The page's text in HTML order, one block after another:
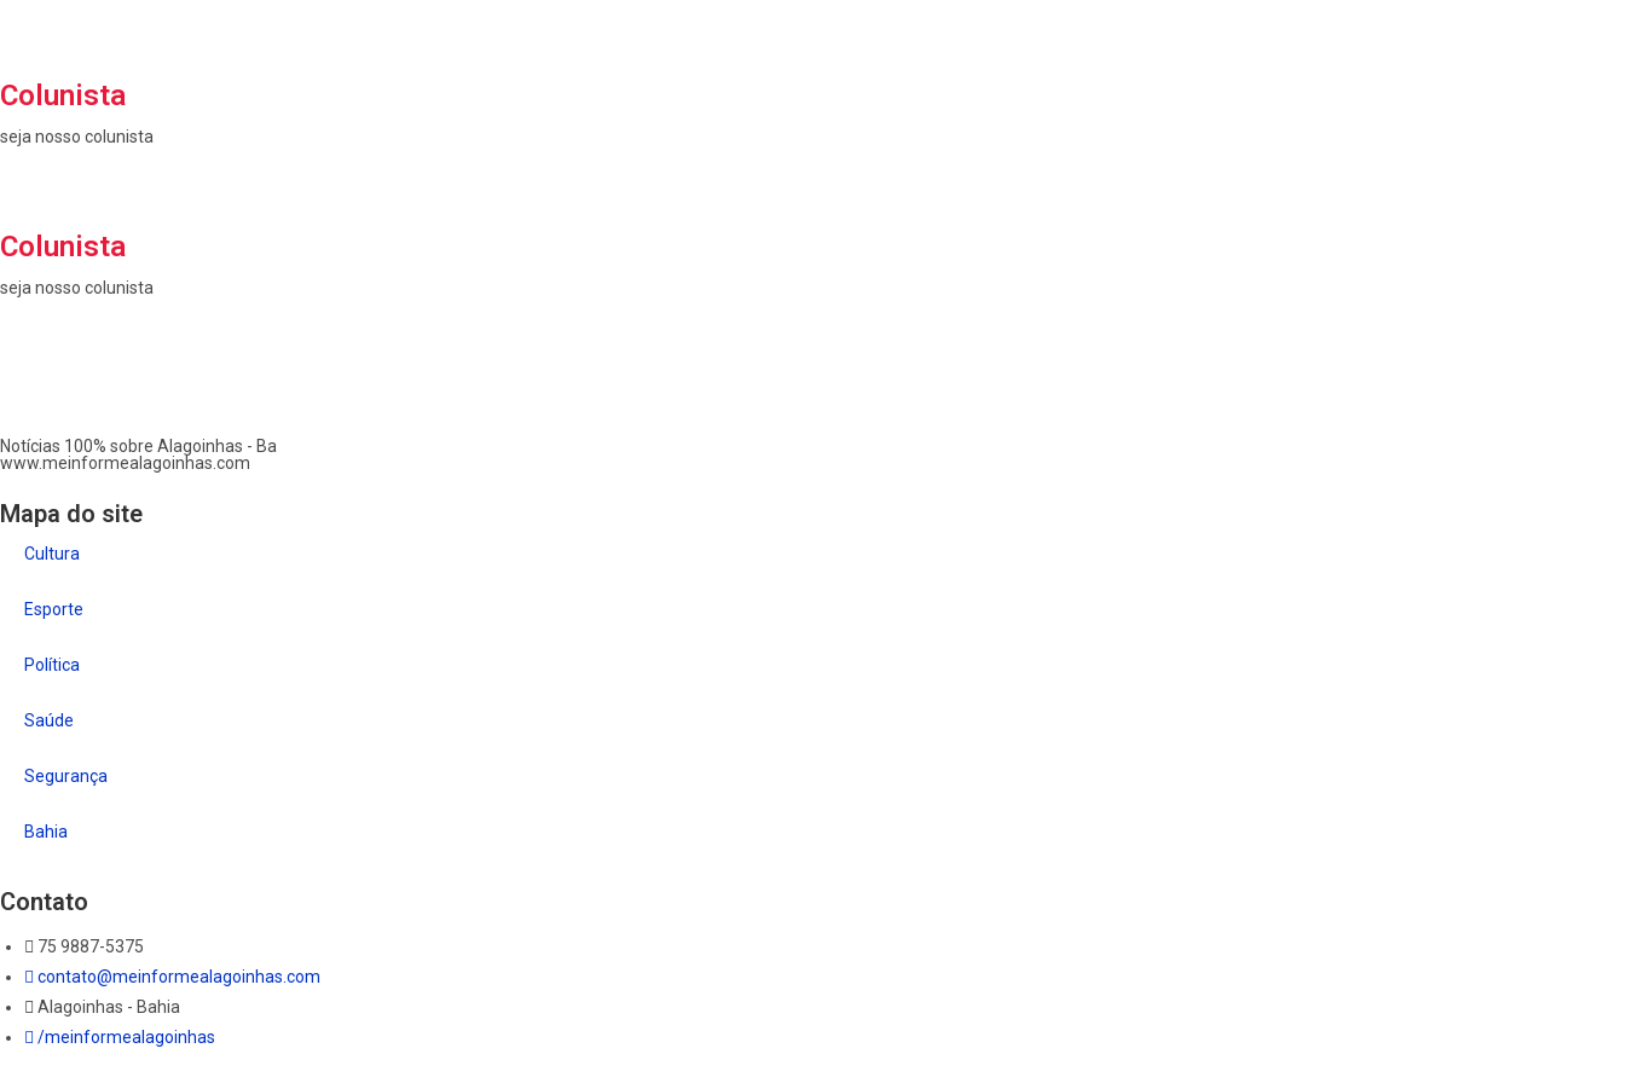
Colunista
seja nosso colunista
Colunista
seja nosso colunista
Notícias 100% sobre Alagoinhas - Ba
www.meinformealagoinhas.com
Mapa do site
Cultura
Esporte
Política
Saúde
Segurança
Bahia
Contato
75 9887-5375
contato@meinformealagoinhas.com
Alagoinhas - Bahia
/meinformealagoinhas